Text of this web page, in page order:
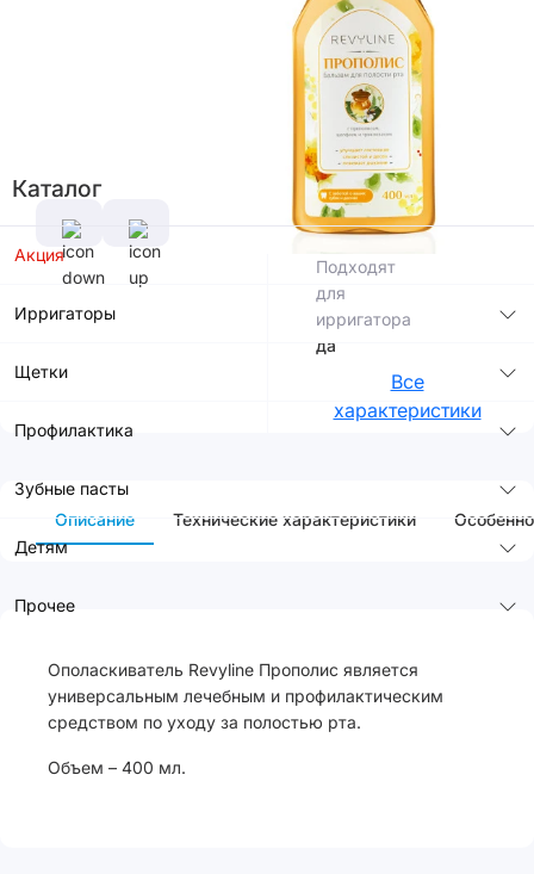
Каталог
Акция
Ирригаторы
Щетки
Профилактика
Зубные пасты
Детям
Прочее
Характеристики
Производитель
Россия
Фтор в
составе
нет
Объем
400
мл
Хлоргексидин
в составе
нет
Спирт в
составе
Подходят
для
ирригатора
да
Все
характеристики
Описание Технические характеристики
Ополаскиватель Revyline Прополис является
универсальным лечебным и профилактическим
средством по уходу за полостью рта.
Объем – 400 мл.